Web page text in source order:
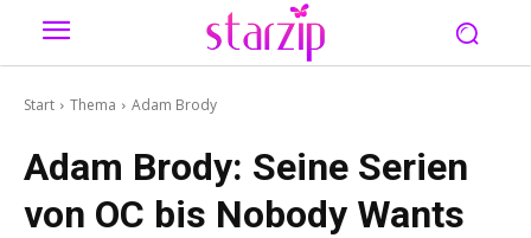
Start Thema Adam Brody
Adam Brody: Seine Serien
von OC bis Nobody Wants